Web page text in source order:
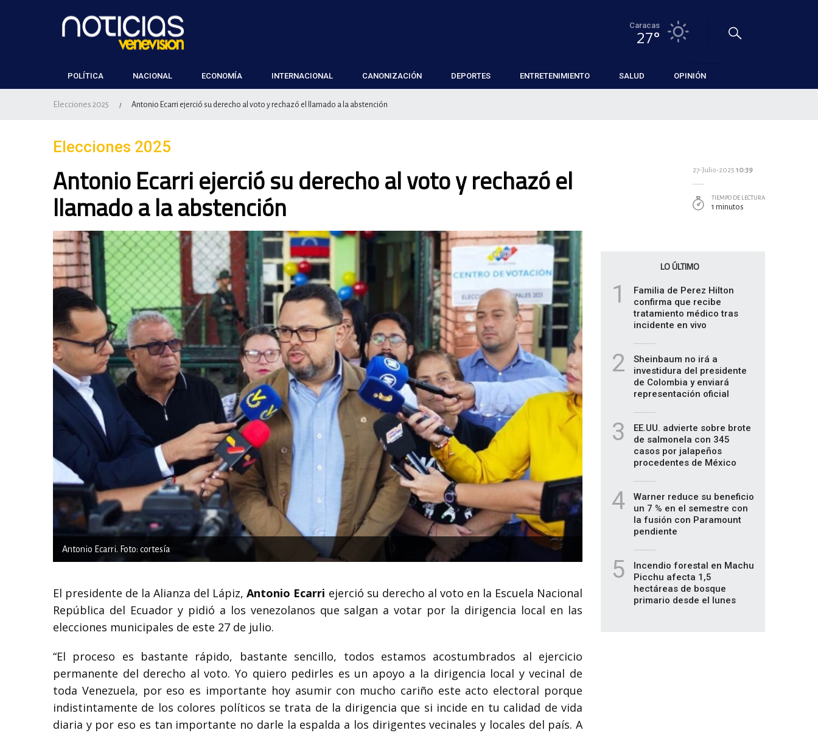
Caracas
27°
POLÍTICA NACIONAL ECONOMÍA INTERNACIONAL CANONIZACIÓN DEPORTES ENTRETENIMIENTO SALUD OPINIÓN
Elecciones 2025 / Antonio Ecarri ejerció su derecho al voto y rechazó el llamado a la abstención
Elecciones 2025
Antonio Ecarri ejerció su derecho al voto y rechazó el
llamado a la abstención
Antonio Ecarri. Foto: cortesía
El presidente de la Alianza del Lápiz,Antonio Ecarri ejerció su derecho al voto en la Escuela Nacional
República del Ecuador y pidió a los venezolanos que salgan a votar por la dirigencia local en las
elecciones municipales de este 27 de julio.
“El proceso es bastante rápido, bastante sencillo, todos estamos acostumbrados al ejercicio
permanente del derecho al voto. Yo quiero pedirles es un apoyo a la dirigencia local y vecinal de
toda Venezuela, por eso es importante hoy asumir con mucho cariño este acto electoral porque
indistintamente de los colores políticos se trata de la dirigencia que si incide en tu calidad de vida
diaria y por eso es tan importante no darle la espalda a los dirigentes vecinales y locales del país. A
27-Julio-2025 10:39
TIEMPO DE LECTURA
1 minutos
LO ÚLTIMO
1
Familia de Perez Hilton
confirma que recibe
tratamiento médico tras
incidente en vivo
2
Sheinbaum no irá a
investidura del presidente
de Colombia y enviará
representación oficial
3
EE.UU. advierte sobre brote
de salmonela con 345
casos por jalapeños
procedentes de México
4
Warner reduce su beneficio
un 7 % en el semestre con
la fusión con Paramount
pendiente
5
Incendio forestal en Machu
Picchu afecta 1,5
hectáreas de bosque
primario desde el lunes